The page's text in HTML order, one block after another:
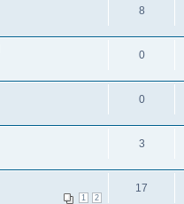
8
0
0
3
1 2
17